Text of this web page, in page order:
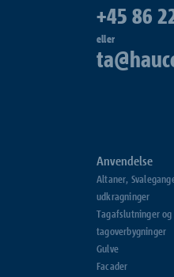
+45 86
eller
Anvendelse
Altaner,
udkragninger
Tagafslutninger og
tagoverbygninger
Gulve
Facader